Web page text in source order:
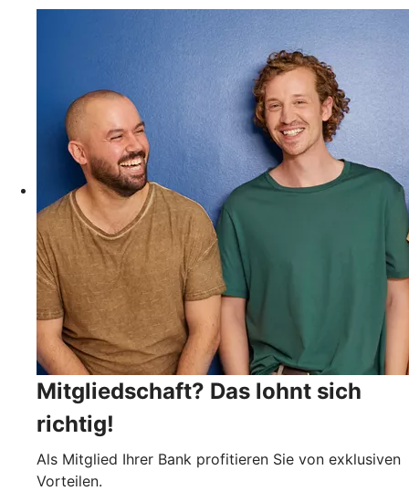
Mitgliedschaft? Das lohnt sich
richtig!
Als Mitglied Ihrer Bank profitieren Sie von exklusiven
Vorteilen.